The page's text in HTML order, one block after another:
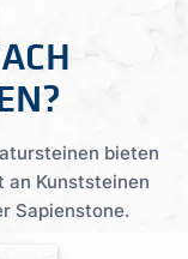
bieten
an Kunststeinen
Sapienstone.